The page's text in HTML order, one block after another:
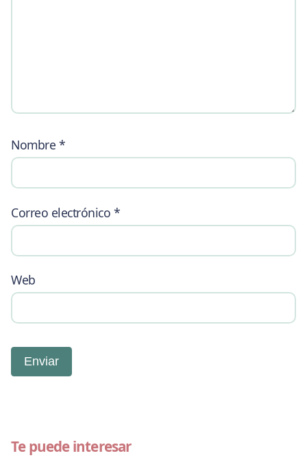
Nombre *
Correo electrónico *
Web
Te puede interesar